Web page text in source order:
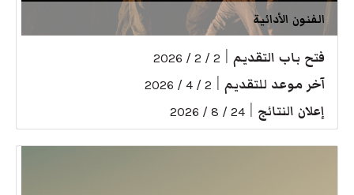
الفنون الأدائية
فتح باب التقديم 2 / 2 / 2026
آخر موعد للتقديم 2 / 4 / 2026
إعلان النتائج 24 / 8 / 2026